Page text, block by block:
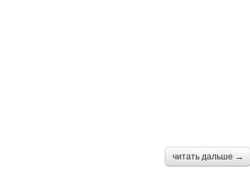
читать дальше →